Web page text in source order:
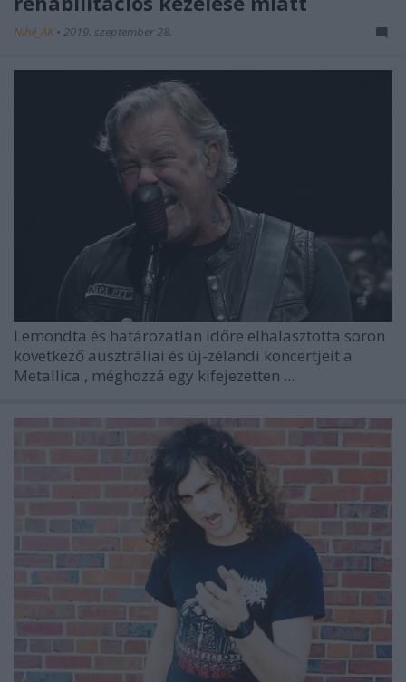
Nihil_AK • 2019. szeptember 28.
Lemondta és határozatlan időre elhalasztotta soron
következő ausztráliai és új-zélandi koncertjeit a
Metallica , méghozzá egy kifejezetten ...